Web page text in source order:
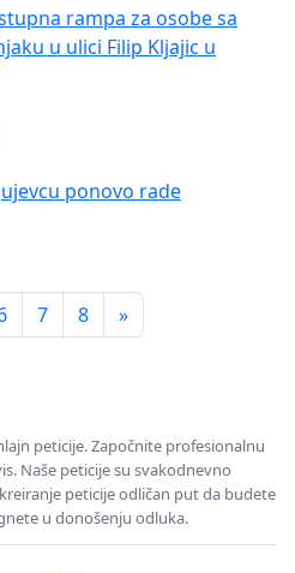
rampa za osobe sa
u ulici Filip Kljajic u
ponovo rade
7 8 »
peticije. Započnite profesionalnu
Naše peticije su svakodnevno
peticije odličan put da budete
u donošenju odluka.